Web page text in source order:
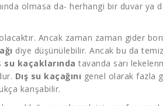
olmasa da- herhangi bir duvar ya
olacaktır. Ancak zaman zaman gider
diye düşünülebilir. Ancak bu da temiz
su kaçaklarında tavanda sarı
Dış su kaçağını genel olarak fazla
karışabilir.